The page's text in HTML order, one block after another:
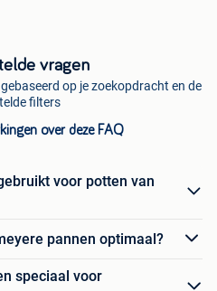
vragen
op je zoekopdracht en de
filters
over deze FAQ
voor potten van
pannen optimaal?
speciaal voor